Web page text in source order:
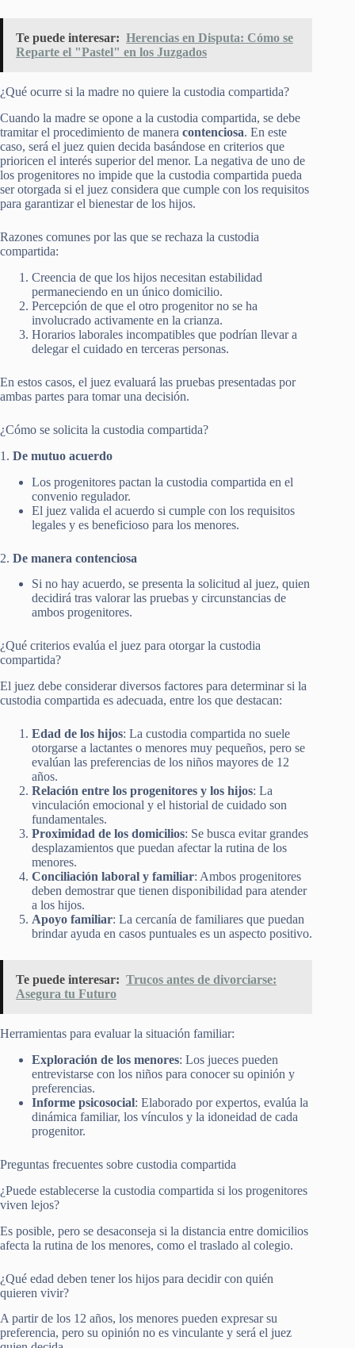
Te puede interesar: Herencias en Disputa: Cómo se
Reparte el "Pastel" en los Juzgados
¿Qué ocurre si la madre no quiere la custodia compartida?
Cuando la madre se opone a la custodia compartida, se debe
tramitar el procedimiento de manera contenciosa. En este
caso, será el juez quien decida basándose en criterios que
prioricen el interés superior del menor. La negativa de uno de
los progenitores no impide que la custodia compartida pueda
ser otorgada si el juez considera que cumple con los requisitos
para garantizar el bienestar de los hijos.
Razones comunes por las que se rechaza la custodia
compartida:
Creencia de que los hijos necesitan estabilidad
permaneciendo en un único domicilio.
Percepción de que el otro progenitor no se ha
involucrado activamente en la crianza.
Horarios laborales incompatibles que podrían llevar a
delegar el cuidado en terceras personas.
En estos casos, el juez evaluará las pruebas presentadas por
ambas partes para tomar una decisión.
¿Cómo se solicita la custodia compartida?
1. De mutuo acuerdo
Los progenitores pactan la custodia compartida en el
convenio regulador.
El juez valida el acuerdo si cumple con los requisitos
legales y es beneficioso para los menores.
2. De manera contenciosa
Si no hay acuerdo, se presenta la solicitud al juez, quien
decidirá tras valorar las pruebas y circunstancias de
ambos progenitores.
¿Qué criterios evalúa el juez para otorgar la custodia
compartida?
El juez debe considerar diversos factores para determinar si la
custodia compartida es adecuada, entre los que destacan:
Edad de los hijos: La custodia compartida no suele
otorgarse a lactantes o menores muy pequeños, pero se
evalúan las preferencias de los niños mayores de 12
años.
Relación entre los progenitores y los hijos: La
vinculación emocional y el historial de cuidado son
fundamentales.
Proximidad de los domicilios: Se busca evitar grandes
desplazamientos que puedan afectar la rutina de los
menores.
Conciliación laboral y familiar: Ambos progenitores
deben demostrar que tienen disponibilidad para atender
a los hijos.
Apoyo familiar: La cercanía de familiares que puedan
brindar ayuda en casos puntuales es un aspecto positivo.
Te puede interesar: Trucos antes de divorciarse:
Asegura tu Futuro
Herramientas para evaluar la situación familiar:
Exploración de los menores: Los jueces pueden
entrevistarse con los niños para conocer su opinión y
preferencias.
Informe psicosocial: Elaborado por expertos, evalúa la
dinámica familiar, los vínculos y la idoneidad de cada
progenitor.
Preguntas frecuentes sobre custodia compartida
¿Puede establecerse la custodia compartida si los progenitores
viven lejos?
Es posible, pero se desaconseja si la distancia entre domicilios
afecta la rutina de los menores, como el traslado al colegio.
¿Qué edad deben tener los hijos para decidir con quién
quieren vivir?
A partir de los 12 años, los menores pueden expresar su
preferencia, pero su opinión no es vinculante y será el juez